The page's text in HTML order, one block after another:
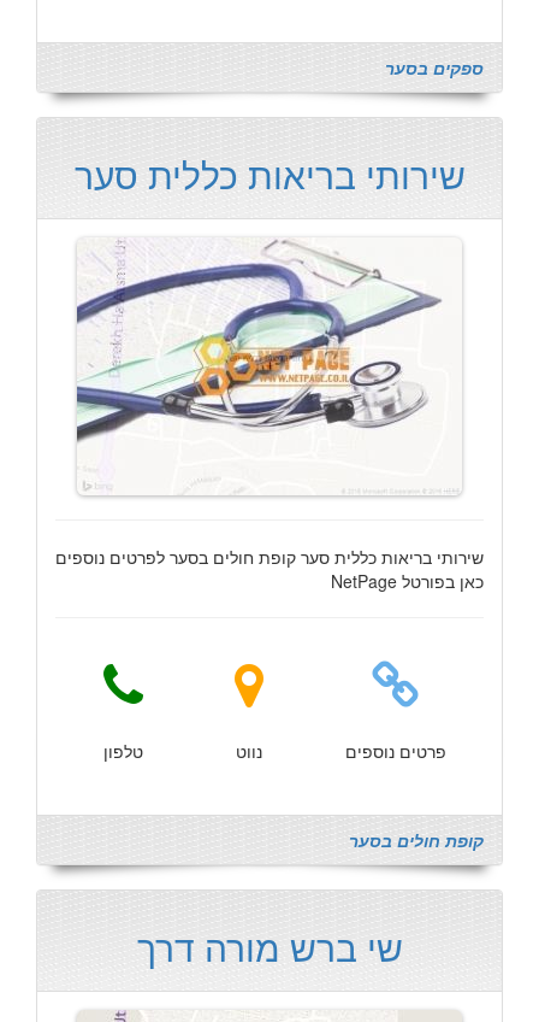
ספקים בסער
שירותי בריאות כללית סער
שירותי בריאות כללית סער קופת חולים בסער לפרטים נוספים
כאן בפורטל NetPage
פרטים נוספים נווט טלפון
קופת חולים בסער
שי ברש מורה דרך